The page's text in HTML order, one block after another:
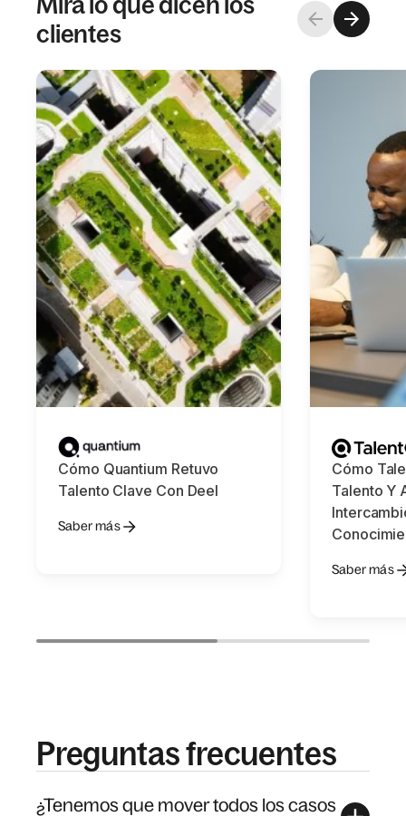
clientes
Cómo Quantium Retuvo
Talento Clave Con Deel
Saber más
Cómo
Talento Y
Saber más
Preguntas frecuentes
¿Tenemos que mover todos los casos